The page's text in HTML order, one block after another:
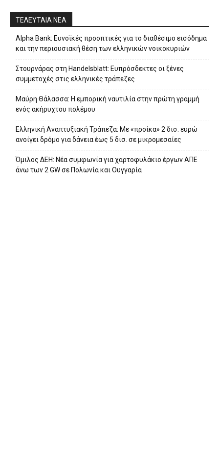
ΤΕΛΕΥΤΑΙΑ ΝΕΑ
Alpha Bank: Ευνοϊκές προοπτικές για το διαθέσιμο εισόδημα
και την περιουσιακή θέση των ελληνικών νοικοκυριών
Στουρνάρας στη Handelsblatt: Ευπρόσδεκτες οι ξένες
συμμετοχές στις ελληνικές τράπεζες
Μαύρη Θάλασσα: Η εμπορική ναυτιλία στην πρώτη γραμμή
ενός ακήρυχτου πολέμου
Ελληνική Αναπτυξιακή Τράπεζα: Με «προίκα» 2 δισ. ευρώ
ανοίγει δρόμο για δάνεια έως 5 δισ. σε μικρομεσαίες
Όμιλος ΔΕΗ: Νέα συμφωνία για χαρτοφυλάκιο έργων ΑΠΕ
άνω των 2 GW σε Πολωνία και Ουγγαρία